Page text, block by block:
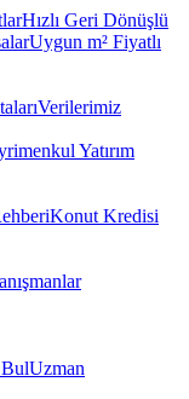
Hızlı Geri Dönüşlü
Uygun m² Fiyatlı
Verilerimiz
Yatırım
Konut Kredisi
BulUzman